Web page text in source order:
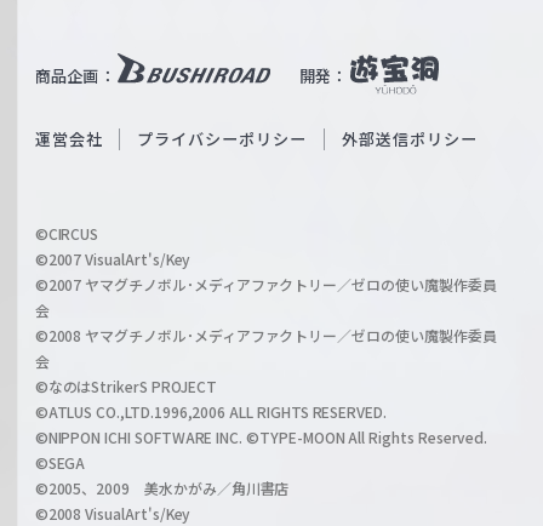
ß
c
a
r
z
商品企画： 開発：
b
O
i
l
h
a
n
運営会社 プライバシーポリシー 外部送信ポリシー
©CIRCUS
©2007 VisualArt's/Key
©2007 ヤマグチノボル･メディアファクトリー／ゼロの使い魔製作委員
会
©2008 ヤマグチノボル･メディアファクトリー／ゼロの使い魔製作委員
会
©なのはStrikerS PROJECT
©ATLUS CO.,LTD.1996,2006 ALL RIGHTS RESERVED.
©NIPPON ICHI SOFTWARE INC. ©TYPE-MOON All Rights Reserved.
©SEGA
©2005、2009 美水かがみ／角川書店
©2008 VisualArt's/Key